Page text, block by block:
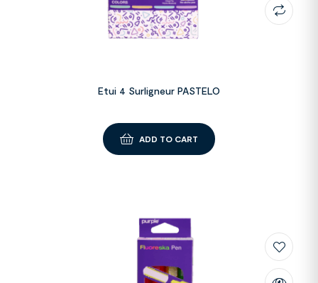
Etui 4 Surligneur PASTELO
ADD TO CART